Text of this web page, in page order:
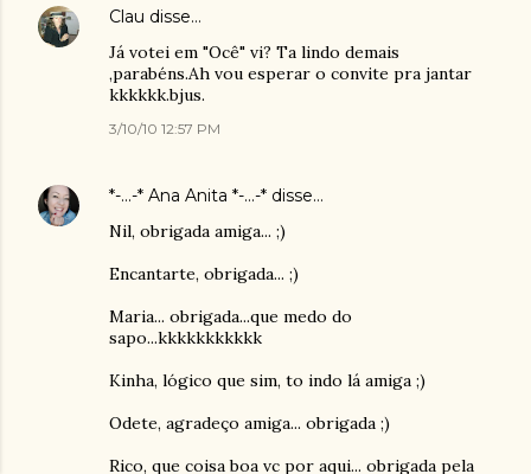
Clau disse…
Já votei em "Ocê" vi? Ta lindo demais
,parabéns.Ah vou esperar o convite pra jantar
kkkkkk.bjus.
3/10/10 12:57 PM
*-...-* Ana Anita *-...-* disse…
Nil, obrigada amiga... ;)
Encantarte, obrigada... ;)
Maria... obrigada...que medo do
sapo...kkkkkkkkkkk
Kinha, lógico que sim, to indo lá amiga ;)
Odete, agradeço amiga... obrigada ;)
Rico, que coisa boa vc por aqui... obrigada pela